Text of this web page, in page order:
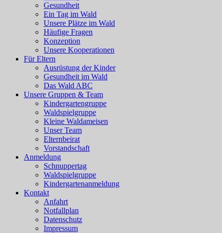
Gesundheit
Ein Tag im Wald
Unsere Plätze im Wald
Häufige Fragen
Konzeption
Unsere Kooperationen
Für Eltern
Ausrüstung der Kinder
Gesundheit im Wald
Das Wald ABC
Unsere Gruppen & Team
Kindergartengruppe
Waldspielgruppe
Kleine Waldameisen
Unser Team
Elternbeirat
Vorstandschaft
Anmeldung
Schnuppertag
Waldspielgruppe
Kindergartenanmeldung
Kontakt
Anfahrt
Notfallplan
Datenschutz
Impressum